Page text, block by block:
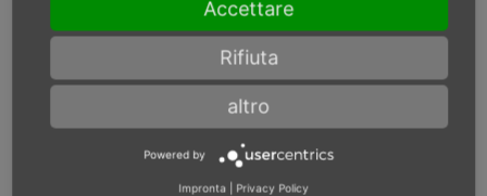
Accettare
Rifiuta
altro
Powered by
Impronta Privacy Policy